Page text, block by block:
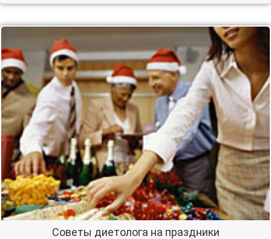
Советы диетолога на праздники